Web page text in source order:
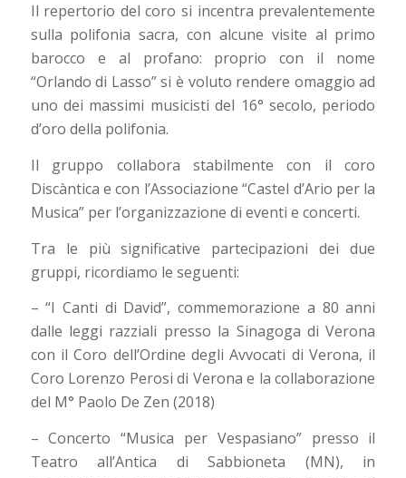
Il repertorio del coro si incentra prevalentemente
sulla polifonia sacra, con alcune visite al primo
barocco e al profano: proprio con il nome
“Orlando di Lasso” si è voluto rendere omaggio ad
uno dei massimi musicisti del 16° secolo, periodo
d’oro della polifonia.
Il gruppo collabora stabilmente con il coro
Discàntica e con l’Associazione “Castel d’Ario per la
Musica” per l’organizzazione di eventi e concerti.
Tra le più significative partecipazioni dei due
gruppi, ricordiamo le seguenti:
– “I Canti di David”, commemorazione a 80 anni
dalle leggi razziali presso la Sinagoga di Verona
con il Coro dell’Ordine degli Avvocati di Verona, il
Coro Lorenzo Perosi di Verona e la collaborazione
del M° Paolo De Zen (2018)
– Concerto “Musica per Vespasiano” presso il
Teatro all’Antica di Sabbioneta (MN), in